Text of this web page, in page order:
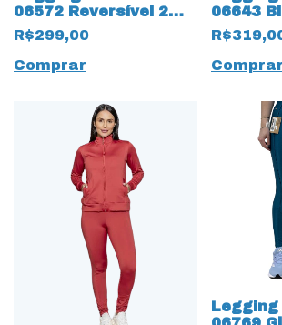
06572 Reversível 2
em 1 com Tecido
TexNeo Preto
R$299,00
Comprar
06643
tecido
proteção
Comprar
Legging